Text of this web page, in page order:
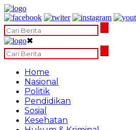
✖
Home
Nasional
Politik
Pendidikan
Sosial
Kesehatan